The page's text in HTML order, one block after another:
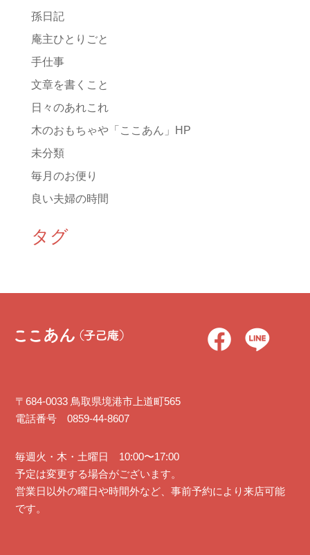
孫日記
庵主ひとりごと
手仕事
文章を書くこと
日々のあれこれ
木のおもちゃや「ここあん」HP
未分類
毎月のお便り
良い夫婦の時間
タグ
〒684-0033 鳥取県境港市上道町565
電話番号 0859-44-8607
毎週火・木・土曜日 10:00〜17:00
予定は変更する場合がございます。
営業日以外の曜日や時間外など、事前予約により来店可能
です。